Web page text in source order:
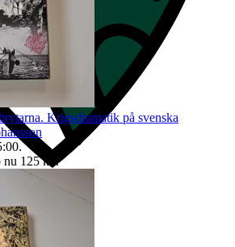
Krigsdramatik på svenska
.
nu 125 kr .